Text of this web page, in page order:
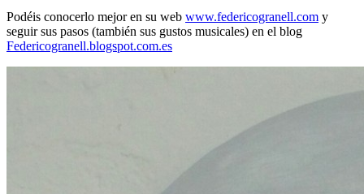
Podéis conocerlo mejor en su web www.federicogranell.com y
seguir sus pasos (también sus gustos musicales) en el blog
Federicogranell.blogspot.com.es